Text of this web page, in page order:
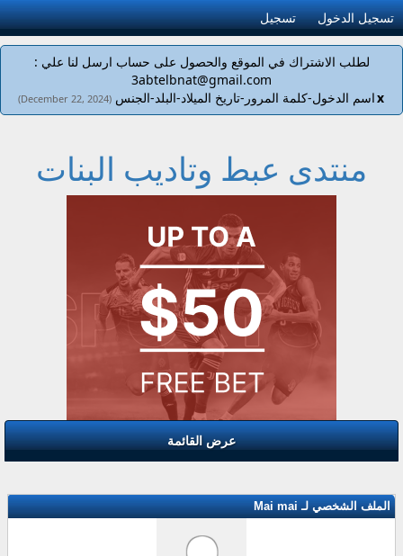
تسجيل الدخول تسجيل
لطلب الاشتراك في الموقع والحصول على حساب ارسل لنا علي :
3abtelbnat@gmail.com
اسم الدخول-كلمة المرور-تاريخ الميلاد-البلد-الجنس(December 22, 2024) x
منتدى عبط وتاديب البنات
عرض القائمة
الملف الشخصي لـ Mai mai